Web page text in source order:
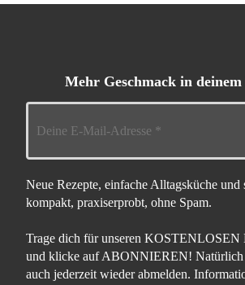
Mehr Geschmack in deinem
Neue Rezepte, einfache Alltagsküche und
kompakt, praxiserprobt, ohne Spam.
Trage dich für unseren KOSTENLOSEN
und klicke auf ABONNIEREN! Natürlich
auch jederzeit wieder abmelden.